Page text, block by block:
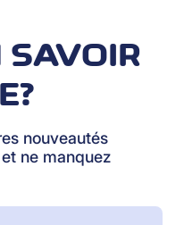
SAVOIR
nouveautés
ne manquez